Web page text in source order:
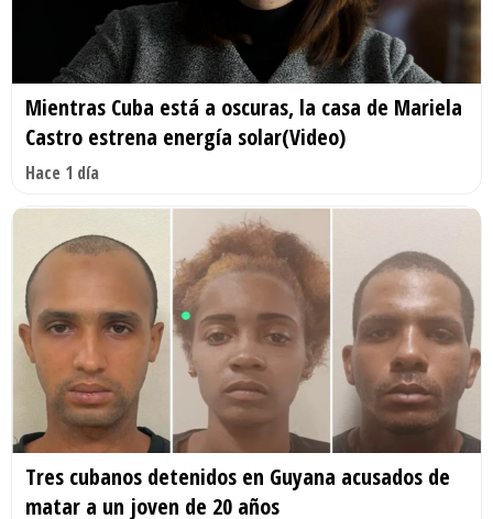
Mientras Cuba está a oscuras, la casa de Mariela
Castro estrena energía solar(Video)
Hace 1 día
Tres cubanos detenidos en Guyana acusados de
matar a un joven de 20 años